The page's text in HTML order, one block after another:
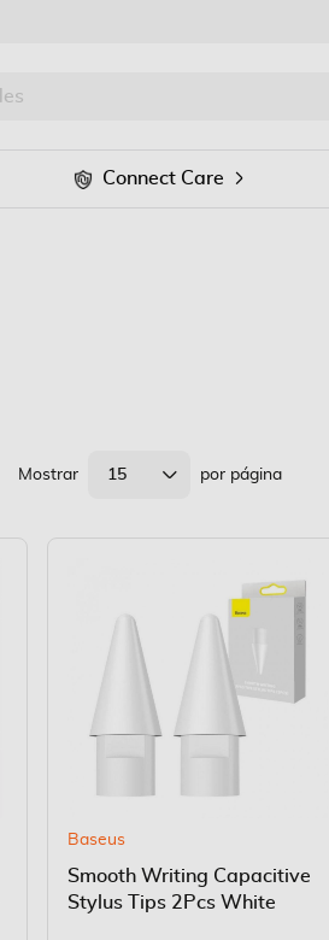
Connect Care
Mostrar 15 por página
Baseus
Smooth Writing Capacitive
Stylus Tips 2Pcs White